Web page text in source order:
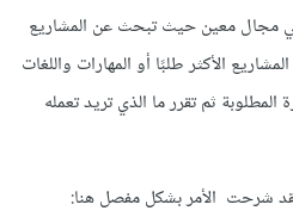
في مجال معين حيث تبحث عن المشاريع
الأكثر طلبًا أو المهارات واللغات
ثم تقرر ما الذي تريد تعمله
شرحت الأمر بشكل مفصل هنا: